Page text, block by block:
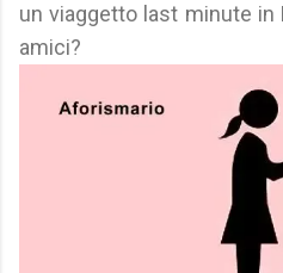
un viaggetto last minute
amici?